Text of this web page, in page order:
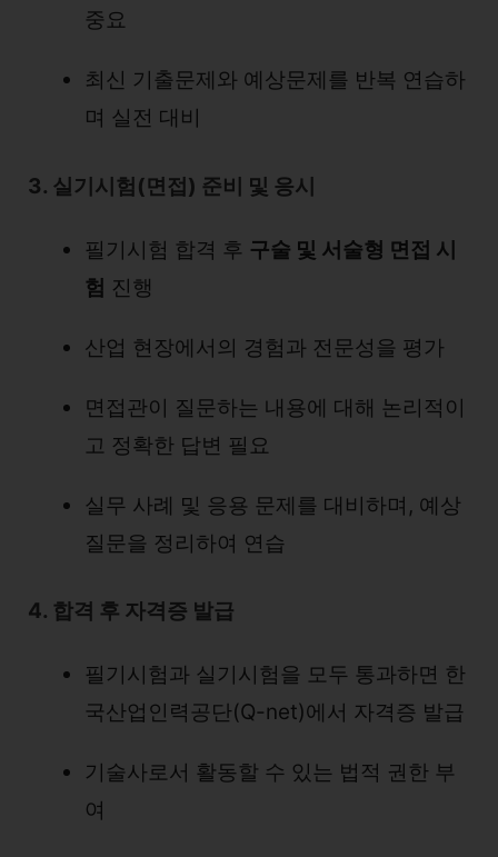
중요
최신 기출문제와 예상문제를 반복 연습하
며 실전 대비
3. 실기시험(면접) 준비 및 응시
필기시험 합격 후 구술 및 서술형 면접 시
험 진행
산업 현장에서의 경험과 전문성을 평가
면접관이 질문하는 내용에 대해 논리적이
고 정확한 답변 필요
실무 사례 및 응용 문제를 대비하며, 예상
질문을 정리하여 연습
4. 합격 후 자격증 발급
필기시험과 실기시험을 모두 통과하면 한
국산업인력공단(Q-net)에서 자격증 발급
기술사로서 활동할 수 있는 법적 권한 부
여